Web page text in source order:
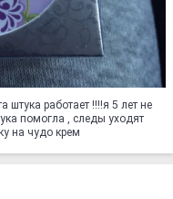
штука работает !!!!я 5 лет не
помогла , следы уходят
на чудо крем